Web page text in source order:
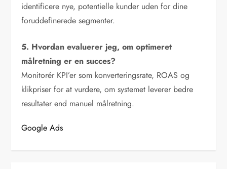
identificere nye, potentielle kunder uden for dine
foruddefinerede segmenter.
5. Hvordan evaluerer jeg, om optimeret
målretning er en succes?
Monitorér KPI’er som konverteringsrate, ROAS og
klikpriser for at vurdere, om systemet leverer bedre
resultater end manuel målretning.
Google Ads